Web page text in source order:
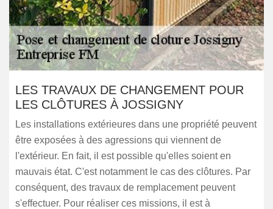
LES TRAVAUX DE CHANGEMENT POUR
LES CLÔTURES À JOSSIGNY
Les installations extérieures dans une propriété peuvent
être exposées à des agressions qui viennent de
l'extérieur. En fait, il est possible qu'elles soient en
mauvais état. C'est notamment le cas des clôtures. Par
conséquent, des travaux de remplacement peuvent
s'effectuer. Pour réaliser ces missions, il est à